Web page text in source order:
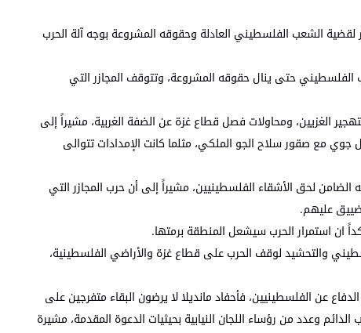
الشعب الفلسطيني العادلة وحقوقه المشروعة بوجه آلة الحرب
الفلسطيني حتى ينال حقوقه المشروعة، وتتوقف المجازر التي
الغزيين، ومحاولات فصل قطاع غزة عن الضفة الغربية، مشيراً إلى
مع صقور سلاح الجو الملكي، مثلما كانت الإمدادات تتوالى
لحق الأشقاء الفلسطينيين، مشيراً إلى أن حرب المجازر التي
عليهم.
ان استمرار الحرب سيشعل المنطقة برمتها.
والتحشيد لوقف الحرب على قطاع غزة والأراضي الفلسطينية،
عن الفلسطينيين، فأحفاد مانديلا لا يرضون البقاء متفرجين على
وعدد من رؤساء اللجان النيابية بحيثيات الدعوة المقدمة، مشيرة